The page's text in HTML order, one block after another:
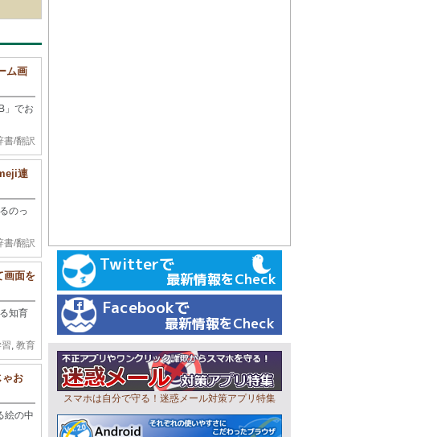
ム画
」でお
書/翻訳
連
のっ
書/翻訳
画面を
知育
, 教育
ゃお
絵の中
スマホは自分で守る！迷惑メール対策アプリ特集